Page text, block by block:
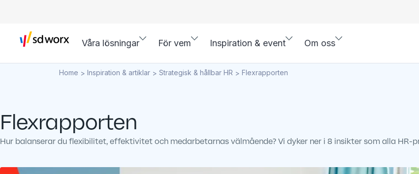
Våra lösningar För vem Inspiration & event Om oss
Home > Inspiration & artiklar > Strategisk & hållbar HR > Flexrapporten
Flexrapporten
Hur balanserar du flexibilitet, effektivitet och medarbetarnas välmående? Vi dyker ner i 8 insikter som alla HR-